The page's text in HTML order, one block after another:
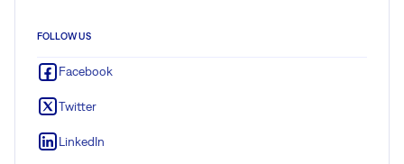
FOLLOW US
Facebook
Twitter
LinkedIn